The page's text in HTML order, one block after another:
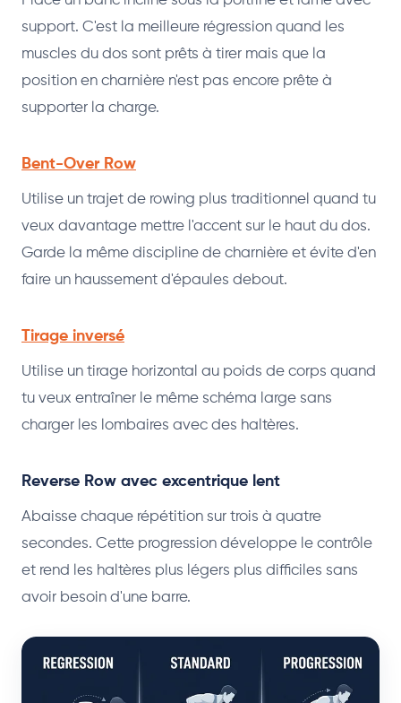
support. C'est la meilleure régression quand les
muscles du dos sont prêts à tirer mais que la
position en charnière n'est pas encore prête à
supporter la charge.
Bent-Over Row
Utilise un trajet de rowing plus traditionnel quand tu
veux davantage mettre l'accent sur le haut du dos.
Garde la même discipline de charnière et évite d'en
faire un haussement d'épaules debout.
Tirage inversé
Utilise un tirage horizontal au poids de corps quand
tu veux entraîner le même schéma large sans
charger les lombaires avec des haltères.
Reverse Row avec excentrique lent
Abaisse chaque répétition sur trois à quatre
secondes. Cette progression développe le contrôle
et rend les haltères plus légers plus difficiles sans
avoir besoin d'une barre.